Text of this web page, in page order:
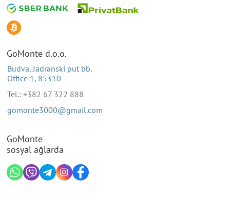
GoMonte d.o.o.
Budva, Jadranski put bb.
Office 1, 85310
Tel.: +382 67 322 888
gomonte3000@gmail.com
GoMonte
sosyal ağlarda